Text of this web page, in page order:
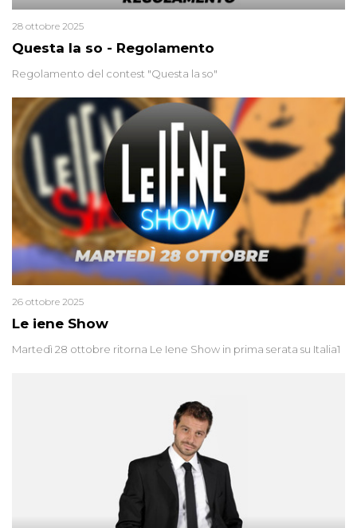
Questa la so - Regolamento
28 ottobre 2025
Regolamento del contest "Questa la so"
Le iene Show
26 ottobre 2025
Martedì 28 ottobre ritorna Le Iene Show in prima serata su Italia1